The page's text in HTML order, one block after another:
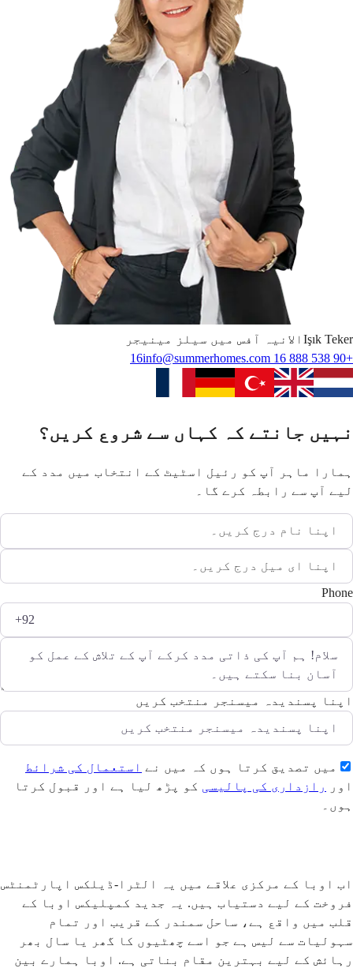
Işık Teker
الانیہ آفس میں سیلز مینیجر
+90 538 888 16 16
info@summerhomes.com
نہیں جانتے کہ کہاں سے شروع کریں؟
ہمارا ماہر آپ کو رئیل اسٹیٹ کے انتخاب میں مدد کے
لیے آپ سے رابطہ کرے گا۔
Phone
اپنا پسندیدہ میسنجر منتخب کریں
میں تصدیق کرتا ہوں کہ میں نے استعمال کی شرائط
اور
رازداری کی پالیسی کو پڑھ لیا ہے اور قبول کرتا
ہوں۔
اب اوبا کے مرکزی علاقے میں یہ الٹرا-ڈیلکس اپارٹمنٹس
فروخت کے لیے دستیاب ہیں. یہ جدید کمپلیکس اوبا کے
قلب میں واقع ہے، ساحل سمندر کے قریب اور تمام
سہولیات سے لیس ہے جو اسے چھٹیوں کا گھر یا سال بھر
رہائش کے لیے بہترین مقام بناتی ہے. اوبا ہمارے بین